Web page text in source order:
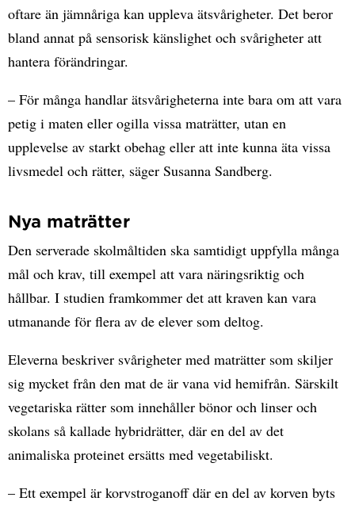
oftare än jämnåriga kan uppleva ätsvårigheter. Det beror
bland annat på sensorisk känslighet och svårigheter att
hantera förändringar.
– För många handlar ätsvårigheterna inte bara om att vara
petig i maten eller ogilla vissa maträtter, utan en
upplevelse av starkt obehag eller att inte kunna äta vissa
livsmedel och rätter, säger Susanna Sandberg.
Nya maträtter
Den serverade skolmåltiden ska samtidigt uppfylla många
mål och krav, till exempel att vara näringsriktig och
hållbar. I studien framkommer det att kraven kan vara
utmanande för flera av de elever som deltog.
Eleverna beskriver svårigheter med maträtter som skiljer
sig mycket från den mat de är vana vid hemifrån. Särskilt
vegetariska rätter som innehåller bönor och linser och
skolans så kallade hybridrätter, där en del av det
animaliska proteinet ersätts med vegetabiliskt.
– Ett exempel är korvstroganoff där en del av korven byts